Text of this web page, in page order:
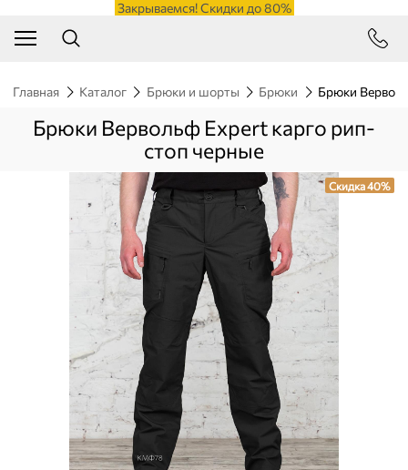
Закрываемся! Скидки до 80%
Главная Каталог Брюки и шорты Брюки Брюки
Брюки Вервольф Expert карго рип-
стоп черные
Скидка 40%